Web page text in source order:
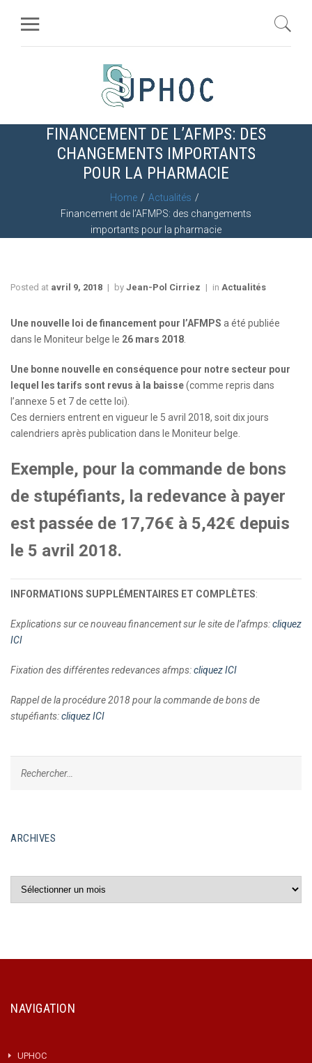
FINANCEMENT DE L’AFMPS: DES
CHANGEMENTS IMPORTANTS
POUR LA PHARMACIE
Home
Actualités
Financement de l’AFMPS: des changements
importants pour la pharmacie
Posted at avril 9, 2018 by Jean-Pol Cirriez in Actualités
Une nouvelle loi de financement pour l’AFMPS a été publiée
dans le Moniteur belge le 26 mars 2018
Une bonne nouvelle en conséquence pour notre secteur pour
lequel les tarifs sont revus à la baisse(comme repris dans
l’annexe 5 et 7 de cette loi).
Ces derniers entrent en vigueur le 5 avril 2018, soit dix jours
calendriers après publication dans le Moniteur belge.
Exemple, pour la commande de bons
de stupéfiants, la redevance à payer
est passée de 17,76€ à 5,42€ depuis
le 5 avril 2018.
INFORMATIONS SUPPLÉMENTAIRES ET COMPLÈTES:
Explications sur ce nouveau financement sur le site de l’afmps:cliquez
ICI
Fixation des différentes redevances afmps:cliquez ICI
Rappel de la procédure 2018 pour la commande de bons de
stupéfiants:cliquez ICI
ARCHIVES
NAVIGATION
UPHOC